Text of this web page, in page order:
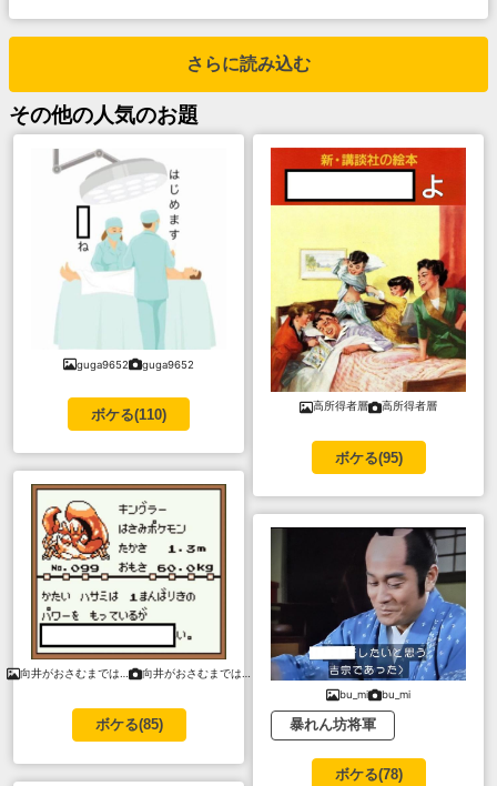
さらに読み込む
その他の人気のお題
guga9652 guga9652
ボケる(110)
向井がおさむまでは… 向井がおさむまでは…
ボケる(85)
高所得者層 高所得者層
ボケる(95)
bu_mi bu_mi
暴れん坊将軍
ボケる(78)